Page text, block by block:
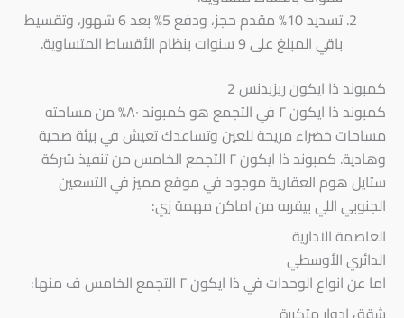
تسديد 10% مقدم حجز، ودفع 5% بعد 6 شهور، وتقسيط
باقي المبلغ على 9 سنوات بنظام الأقساط المتساوية.
كمبوند ذا ايكون ريزيدنس 2
كمبوند ذا ايكون ٢ في التجمع هو كمبوند ٨٠% من مساحته
مساحات خضراء مريحة للعين وتساعدك تعيش في بيئة صحية
وهادية. كمبوند ذا ايكون ٢ التجمع الخامس من تنفيذ شركة
ستايل هوم العقارية موجود في موقع مميز في التسعين
الجنوبي اللي بيقربه من اماكن مهمة زي:
العاصمة الادارية
الدائري الأوسطي
اما عن انواع الوحدات في ذا ايكون ٢ التجمع الخامس ف منها: